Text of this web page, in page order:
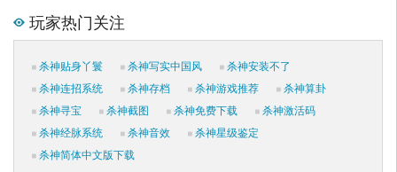
玩家热门关注
杀神贴身丫鬟 杀神写实中国风
杀神安装不了
杀神连招系统
杀神存档 杀神游戏推荐
杀神算卦
杀神寻宝
杀神截图 杀神免费下载
杀神激活码
杀神经脉系统
杀神音效
杀神星级鉴定
杀神简体中文版下载